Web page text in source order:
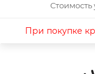
При покупке